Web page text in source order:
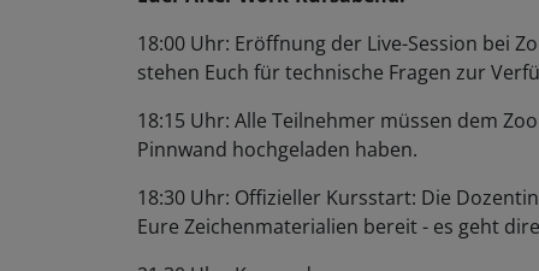
18:00 Uhr: Eröffnung der Live-Session bei
stehen Euch für technische Fragen zur
18:15 Uhr: Alle Teilnehmer müssen dem
Pinnwand hochgeladen haben.
18:30 Uhr: Offizieller Kursstart: Die
Eure Zeichenmaterialien bereit - es geht
21:30 Uhr: Kursende